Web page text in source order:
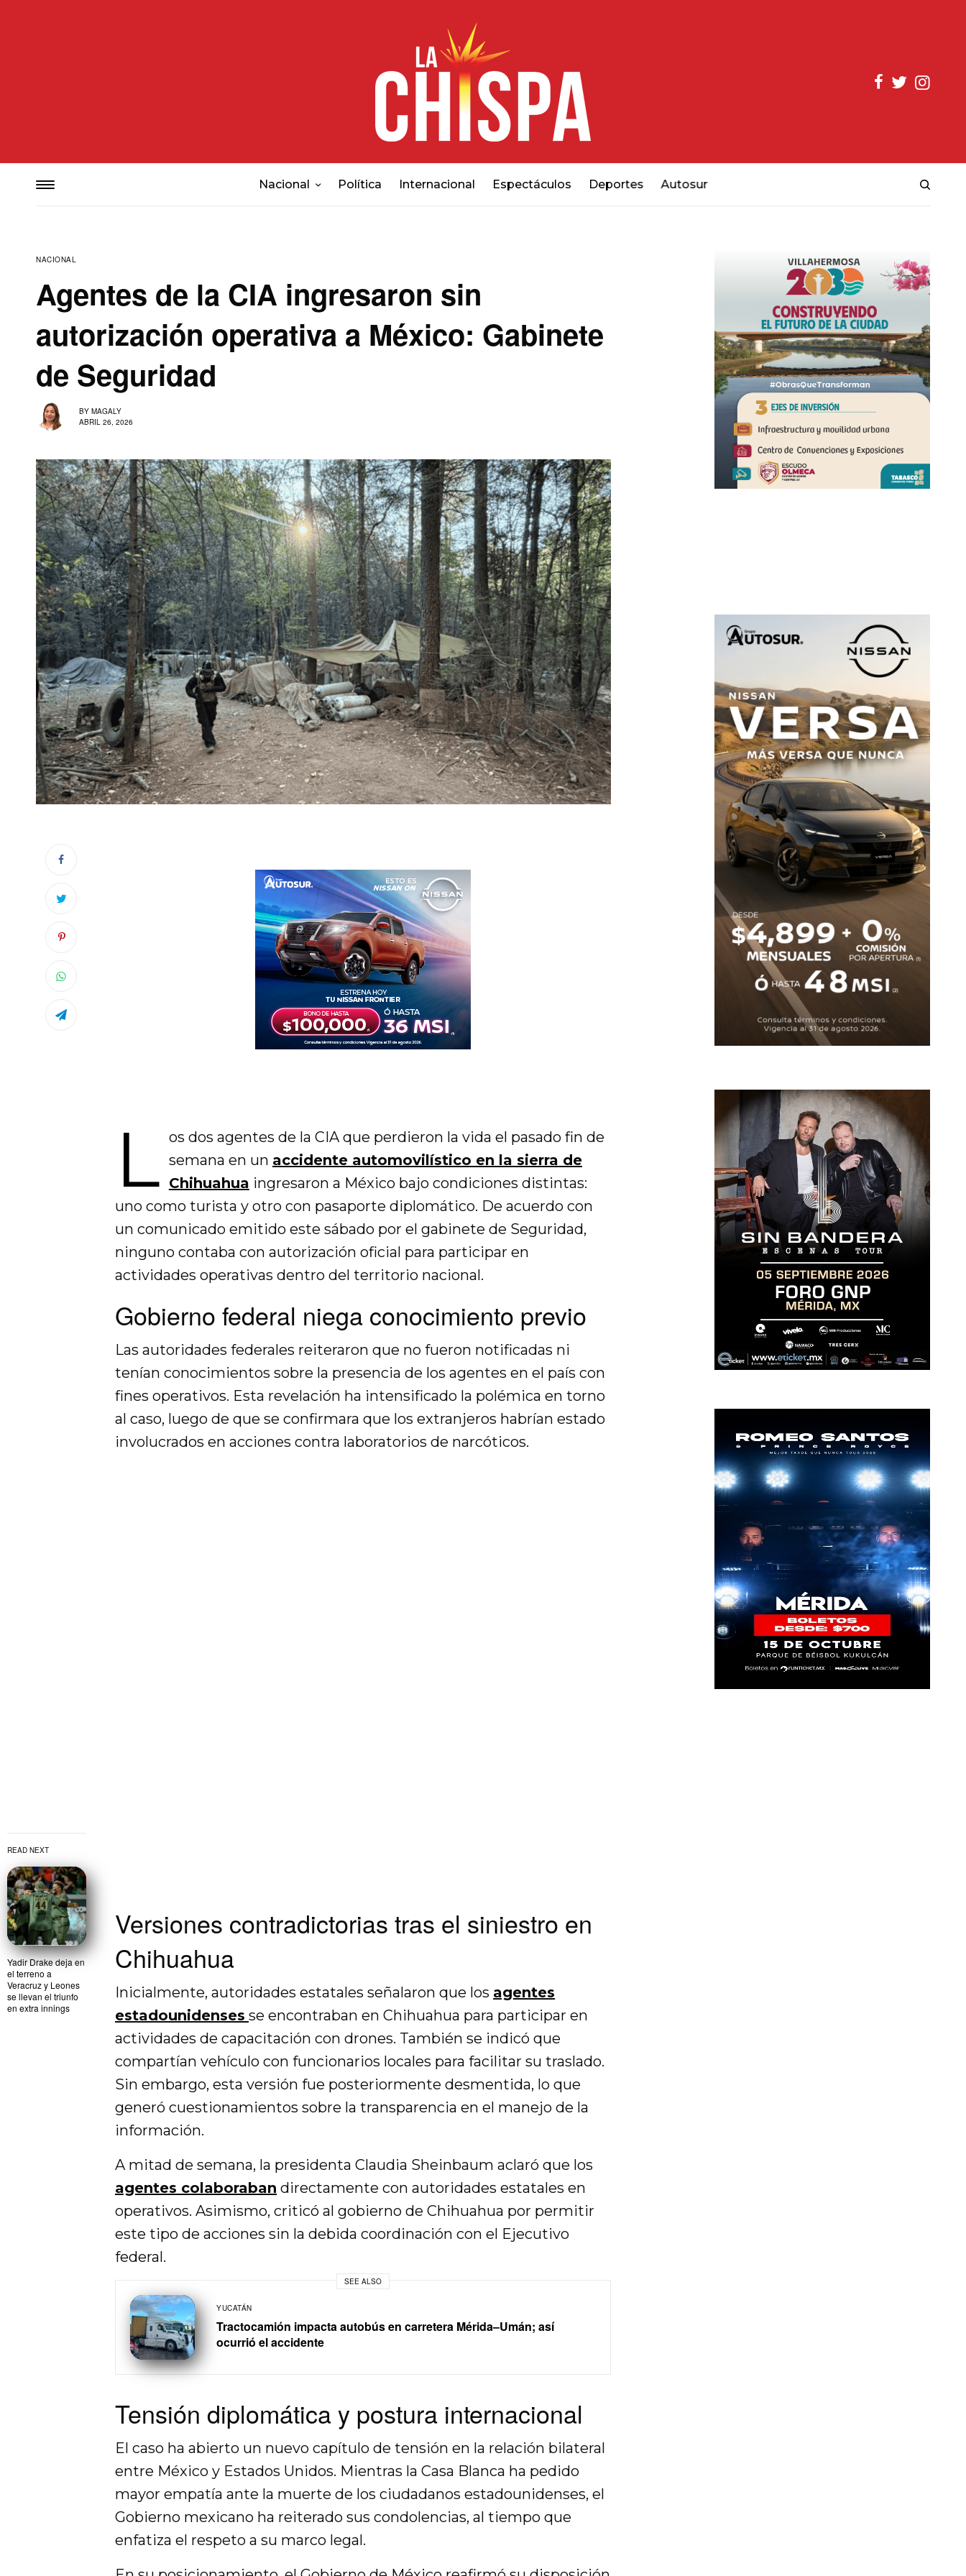
Nacional Política Internacional Espectáculos Deportes Autosur
NACIONAL
Agentes de la CIA ingresaron sin
autorización operativa a México: Gabinete
de Seguridad
BY MAGALY
ABRIL 26, 2026
READ NEXT
Yadir Drake deja en
el terreno a
Veracruz y Leones
se llevan el triunfo
en extra innings
L os dos agentes de la CIA que perdieron la vida el pasado fin de
semana en un accidente automovilístico en la sierra de
Chihuahua ingresaron a México bajo condiciones distintas:
uno como turista y otro con pasaporte diplomático. De acuerdo con
un comunicado emitido este sábado por el gabinete de Seguridad,
ninguno contaba con autorización oficial para participar en
actividades operativas dentro del territorio nacional.
Gobierno federal niega conocimiento previo
Las autoridades federales reiteraron que no fueron notificadas ni
tenían conocimientos sobre la presencia de los agentes en el país con
fines operativos. Esta revelación ha intensificado la polémica en torno
al caso, luego de que se confirmara que los extranjeros habrían estado
involucrados en acciones contra laboratorios de narcóticos.
Versiones contradictorias tras el siniestro en
Chihuahua
Inicialmente, autoridades estatales señalaron que los agentes
estadounidenses se encontraban en Chihuahua para participar en
actividades de capacitación con drones. También se indicó que
compartían vehículo con funcionarios locales para facilitar su traslado.
Sin embargo, esta versión fue posteriormente desmentida, lo que
generó cuestionamientos sobre la transparencia en el manejo de la
información.
A mitad de semana, la presidenta Claudia Sheinbaum aclaró que los
agentes colaboraban directamente con autoridades estatales en
operativos. Asimismo, criticó al gobierno de Chihuahua por permitir
este tipo de acciones sin la debida coordinación con el Ejecutivo
federal.
SEE ALSO
YUCATÁN
Tractocamión impacta autobús en carretera Mérida–Umán; así
ocurrió el accidente
Tensión diplomática y postura internacional
El caso ha abierto un nuevo capítulo de tensión en la relación bilateral
entre México y Estados Unidos. Mientras la Casa Blanca ha pedido
mayor empatía ante la muerte de los ciudadanos estadounidenses, el
Gobierno mexicano ha reiterado sus condolencias, al tiempo que
enfatiza el respeto a su marco legal.